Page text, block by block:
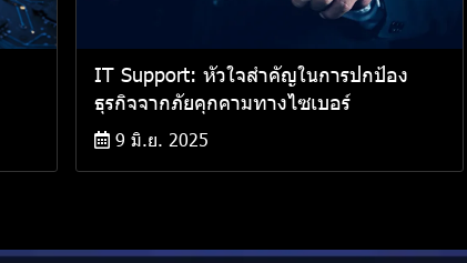
IT Support: หัวใจสำคัญในการปกป้อง
ธุรกิจจากภัยคุกคามทางไซเบอร์
9 มิ.ย. 2025